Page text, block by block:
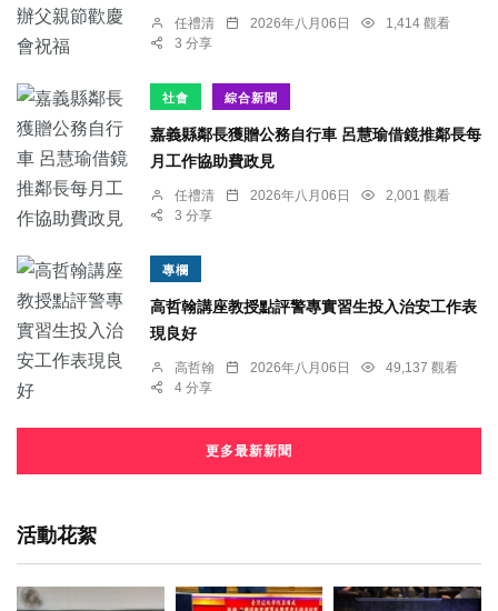
任禮清 2026年八月06日
1,414 觀看
3 分享
社會 綜合新聞
嘉義縣鄰長獲贈公務自行車 呂慧瑜借鏡推鄰長每
月工作協助費政見
任禮清 2026年八月06日
2,001 觀看
3 分享
專欄
高哲翰講座教授點評警專實習生投入治安工作表
現良好
高哲翰 2026年八月06日
49,137 觀看
4 分享
更多最新新聞
活動花絮